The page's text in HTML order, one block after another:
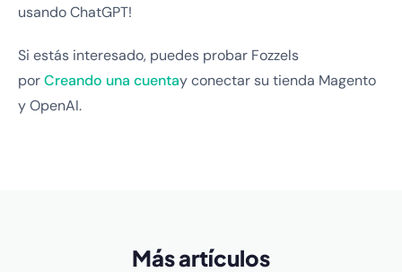
usando ChatGPT!
Si estás interesado, puedes probar Fozzels
porCreando una cuentay conectar su tienda Magento
y OpenAI.
Más artículos